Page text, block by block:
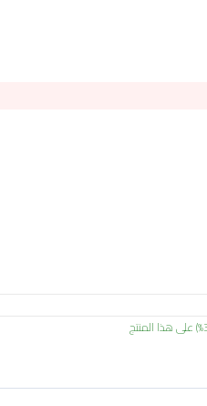
على هذا المنتج